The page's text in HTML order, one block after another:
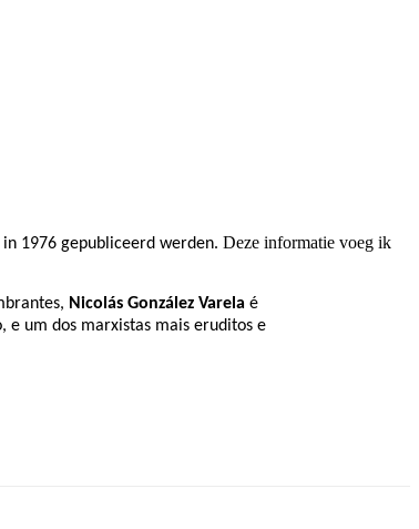
1976 gepubliceerd werden. Deze informatie voeg ik
Nicolás González Varela é
e um dos marxistas mais eruditos e